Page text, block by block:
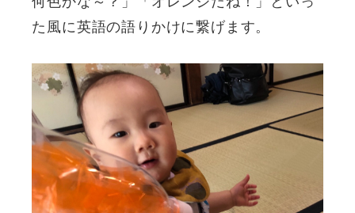
た風に英語の語りかけに繋げます。